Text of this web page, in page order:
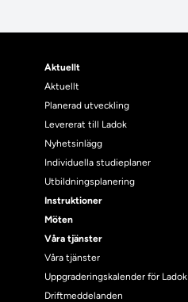
Aktuellt
Aktuellt
Planerad utveckling
Levererat till Ladok
Nyhetsinlägg
Individuella studieplaner
Utbildningsplanering
Instruktioner
Möten
Våra tjänster
Våra tjänster
Uppgraderingskalender för Ladok
Driftmeddelanden